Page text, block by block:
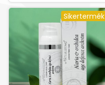
Sikertermék